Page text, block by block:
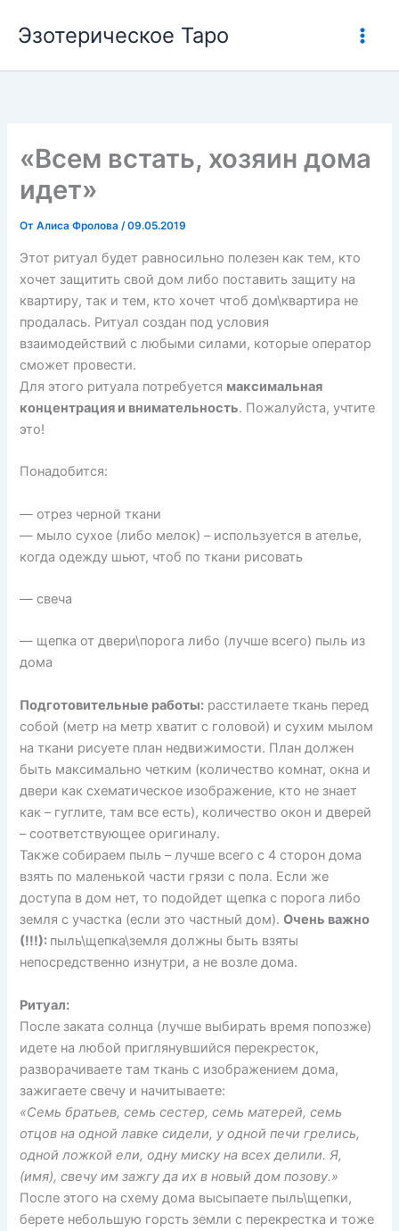
содержимому
Эзотерическое Таро
«Всем встать, хозяин дома
идет»
ОтАлиса Фролова/09.05.2019
Этот ритуал будет равносильно полезен как тем, кто
хочет защитить свой дом либо поставить защиту на
квартиру, так и тем, кто хочет чтоб дом\квартира не
продалась. Ритуал создан под условия
взаимодействий с любыми силами, которые оператор
сможет провести.
Для этого ритуала потребуется максимальная
концентрация и внимательность. Пожалуйста, учтите
это!
Понадобится:
— отрез черной ткани
— мыло сухое (либо мелок) – используется в ателье,
когда одежду шьют, чтоб по ткани рисовать
— свеча
— щепка от двери\порога либо (лучше всего) пыль из
дома
Подготовительные работы: расстилаете ткань перед
собой (метр на метр хватит с головой) и сухим мылом
на ткани рисуете план недвижимости. План должен
быть максимально четким (количество комнат, окна и
двери как схематическое изображение, кто не знает
как – гуглите, там все есть), количество окон и дверей
– соответствующее оригиналу.
Также собираем пыль – лучше всего с 4 сторон дома
взять по маленькой части грязи с пола. Если же
доступа в дом нет, то подойдет щепка с порога либо
земля с участка (если это частный дом).Очень важно
(!!!): пыль\щепка\земля должны быть взяты
непосредственно изнутри, а не возле дома.
Ритуал:
После заката солнца (лучше выбирать время попозже)
идете на любой приглянувшийся перекресток,
разворачиваете там ткань с изображением дома,
зажигаете свечу и начитываете:
«Семь братьев, семь сестер, семь матерей, семь
отцов на одной лавке сидели, у одной печи грелись,
одной ложкой ели, одну миску на всех делили. Я,
(имя), свечу им зажгу да их в новый дом позову.»
После этого на схему дома высыпаете пыль\щепки,
берете небольшую горсть земли с перекрестка и тоже